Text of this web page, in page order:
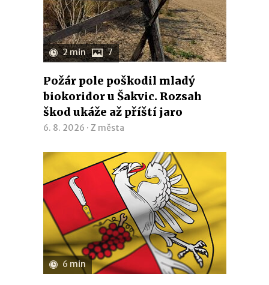
2 min 7
Požár pole poškodil mladý
biokoridor u Šakvic. Rozsah
škod ukáže až příští jaro
6. 8. 2026 · Z města
6 min